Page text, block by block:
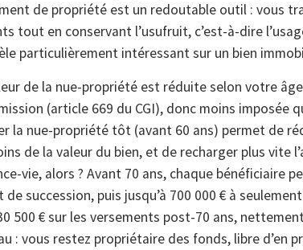
de propriété est un redoutable outil : vous
tout en conservant l’usufruit, c’est-à-dire
particulièrement intéressant sur un bien
de la nue-propriété est réduite selon votre
(article 669 du CGI), donc moins imposée
la nue-propriété tôt (avant 60 ans) permet de
de la valeur du bien, et de recharger plus vite
vie, alors ? Avant 70 ans, chaque bénéficiaire
de succession, puis jusqu’à 700 000 € à
500 € sur les versements post-70 ans,
: vous restez propriétaire des fonds, libre d’en